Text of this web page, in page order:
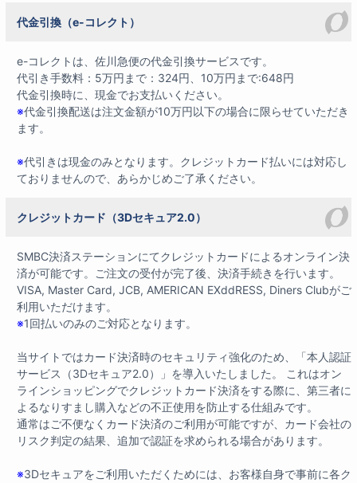
代金引換（e-コレクト）
e-コレクトは、佐川急便の代金引換サービスです。
代引き手数料：5万円まで：324円、10万円まで:648円
代金引換時に、現金でお支払いください。
※代金引換配送は注文金額が10万円以下の場合に限らせていただき
ます。
※代引きは現金のみとなります。クレジットカード払いには対応し
ておりませんので、あらかじめご了承ください。
クレジットカード（3Dセキュア2.0）
SMBC決済ステーションにてクレジットカードによるオンライン決
済が可能です。ご注文の受付が完了後、決済手続きを行います。
VISA, Master Card, JCB, AMERICAN EXddRESS, Diners Clubがご
利用いただけます。
※1回払いのみのご対応となります。
当サイトではカード決済時のセキュリティ強化のため、「本人認証
サービス（3Dセキュア2.0）」を導入いたしました。 これはオン
ラインショッピングでクレジットカード決済をする際に、第三者に
よるなりすまし購入などの不正使用を防止する仕組みです。
通常はご不便なくカード決済のご利用が可能ですが、カード会社の
リスク判定の結果、追加で認証を求められる場合があります。
※3Dセキュアをご利用いただくためには、お客様自身で事前に各ク